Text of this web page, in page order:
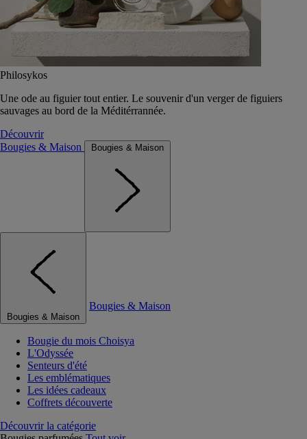
Philosykos
Une ode au figuier tout entier. Le souvenir d'un verger de figuiers
sauvages au bord de la Méditérrannée.
Découvrir
Bougies & Maison
Bougies & Maison
Bougies & Maison
Bougies & Maison
Bougie du mois Choisya
L'Odyssée
Senteurs d'été
Les emblématiques
Les idées cadeaux
Coffrets découverte
Découvrir la catégorie